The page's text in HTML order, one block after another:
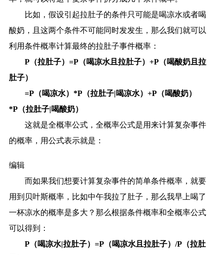
比如，假设引起拉肚子的条件只可能是喝凉水或者喝
酸奶，且这两个条件不可能同时发发生，那么我们就可以
利用条件概率计算最终的拉肚子事件概率：
P（拉肚子）=P（喝凉水且拉肚子）+P（喝酸奶且拉
肚子）
=P（喝凉水）*P（拉肚子|喝凉水）+P（喝酸奶）
*P（拉肚子|喝酸奶）
这就是全概率公式，全概率公式是用来计算复杂事件
的概率，用公式表示就是：
编辑
而如果我们想要计算复杂事件的简单条件概率，就要
用到贝叶斯概率，比如中午我拉了肚子，那么我早上喝了
一杯凉水的概率是多大？那么根据条件概率和全概率公式
可以得到：
P（喝凉水|拉肚子）=P（喝凉水且拉肚子）/P（拉肚